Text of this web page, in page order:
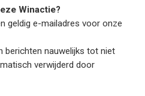
Winactie?
geldig e-mailadres voor onze
berichten nauwelijks tot niet
verwijderd door